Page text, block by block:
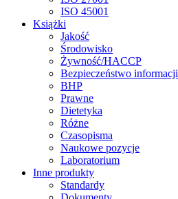
ISO 45001
Książki
Jakość
Środowisko
Żywność/HACCP
Bezpieczeństwo informacji
BHP
Prawne
Dietetyka
Różne
Czasopisma
Naukowe pozycje
Laboratorium
Inne produkty
Standardy